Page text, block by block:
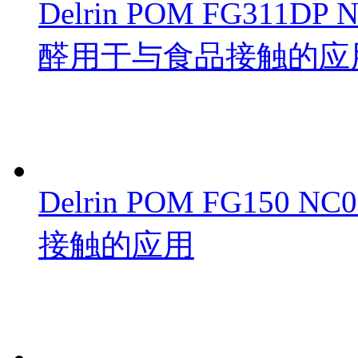
Delrin POM FG311DP
醛用于与食品接触的应
Delrin POM FG150
接触的应用